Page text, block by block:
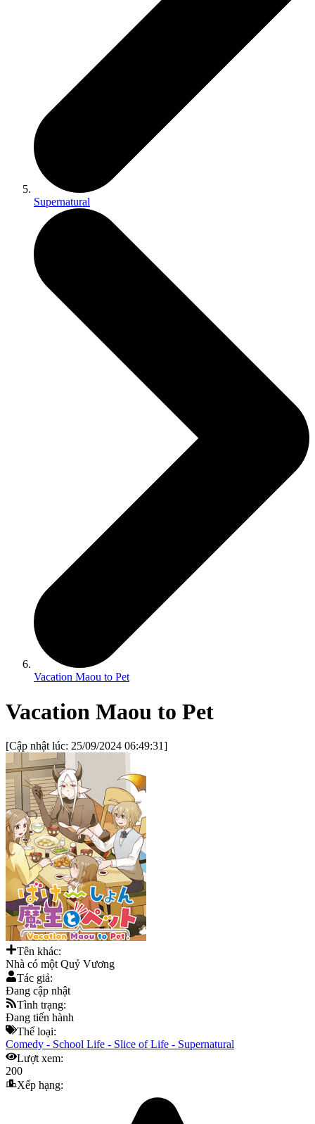
Supernatural
Vacation Maou to Pet
Vacation Maou to Pet
[Cập nhật lúc: 25/09/2024 06:49:31]
Tên khác:
Nhà có một Quỷ Vương
Tác giả:
Đang cập nhật
Tình trạng:
Đang tiến hành
Thể loại:
Comedy - School Life - Slice of Life - Supernatural
Lượt xem:
200
Xếp hạng: